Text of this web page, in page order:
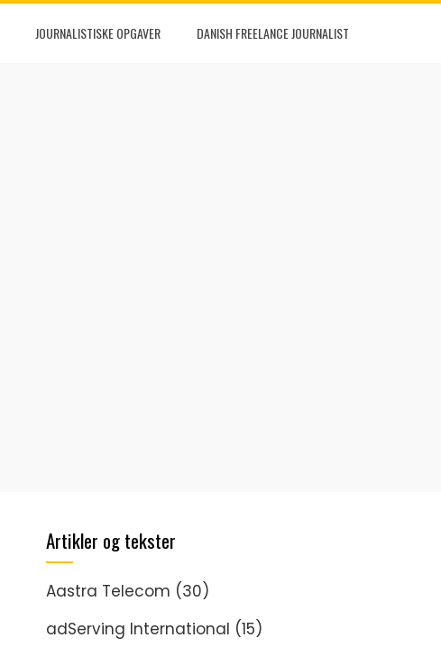
JOURNALISTISKE OPGAVER DANISH FREELANCE JOURNALIST
Artikler og tekster
Aastra Telecom (30)
adServing International (15)